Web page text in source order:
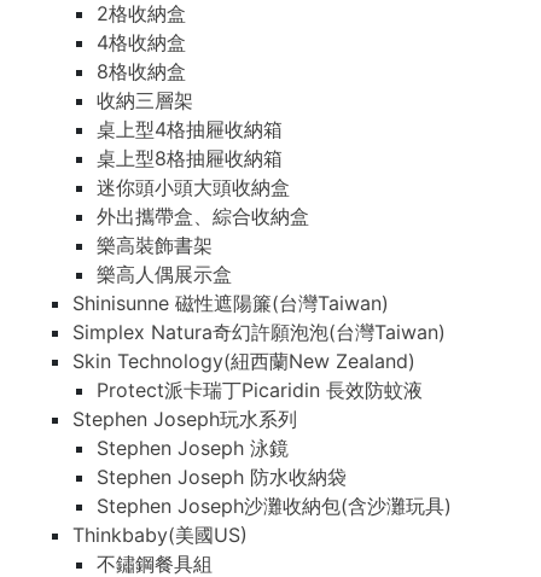
2格收納盒
4格收納盒
8格收納盒
收納三層架
桌上型4格抽屜收納箱
桌上型8格抽屜收納箱
迷你頭小頭大頭收納盒
外出攜帶盒、綜合收納盒
樂高裝飾書架
樂高人偶展示盒
Shinisunne 磁性遮陽簾(台灣Taiwan)
Simplex Natura奇幻許願泡泡(台灣Taiwan)
Skin Technology(紐西蘭New Zealand)
Protect派卡瑞丁Picaridin 長效防蚊液
Stephen Joseph玩水系列
Stephen Joseph 泳鏡
Stephen Joseph 防水收納袋
Stephen Joseph沙灘收納包(含沙灘玩具)
Thinkbaby(美國US)
不鏽鋼餐具組